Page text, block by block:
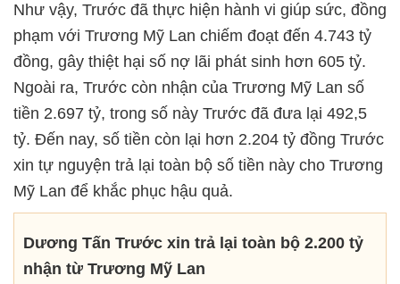
Như vậy, Trước đã thực hiện hành vi giúp sức, đồng
phạm với Trương Mỹ Lan chiếm đoạt đến 4.743 tỷ
đồng, gây thiệt hại số nợ lãi phát sinh hơn 605 tỷ.
Ngoài ra, Trước còn nhận của Trương Mỹ Lan số
tiền 2.697 tỷ, trong số này Trước đã đưa lại 492,5
tỷ. Đến nay, số tiền còn lại hơn 2.204 tỷ đồng Trước
xin tự nguyện trả lại toàn bộ số tiền này cho Trương
Mỹ Lan để khắc phục hậu quả.
Dương Tấn Trước xin trả lại toàn bộ 2.200 tỷ
nhận từ Trương Mỹ Lan